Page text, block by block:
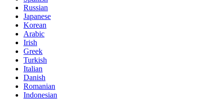
Russian
Japanese
Korean
Arabic
Irish
Greek
Turkish
Italian
Danish
Romanian
Indonesian